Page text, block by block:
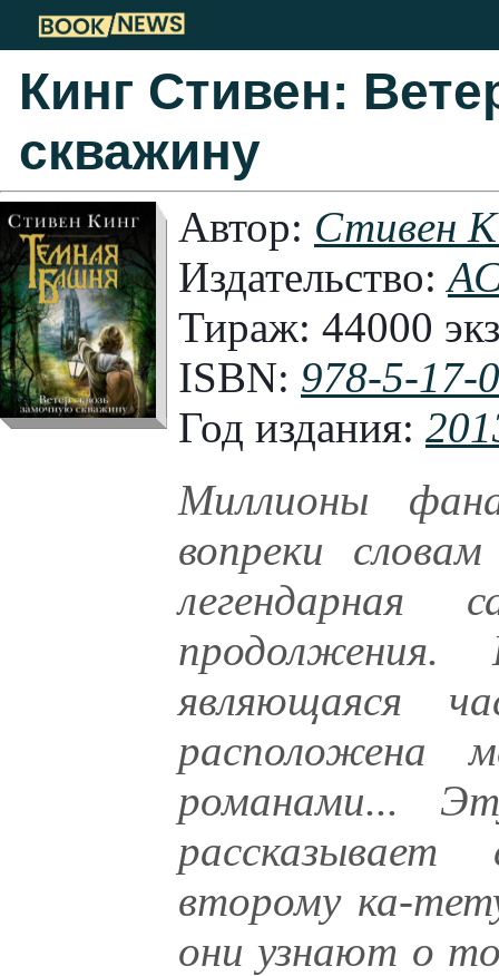
Кинг Стивен:
скважину
Автор: Стивен
Издательство:
Тираж: 44000
ISBN: 978-5-17-
Год издания:
Миллионы
вопреки
легендарная
являющаяся
романами...
рассказывает
второму ка-
они узнают о